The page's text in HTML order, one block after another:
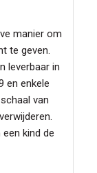
manier om
te geven.
leverbaar in
en enkele
van
kind de